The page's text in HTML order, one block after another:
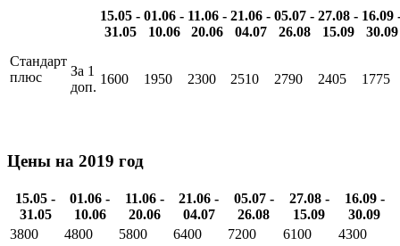
15.05 -
31.05
01.06 -
10.06
11.06 -
20.06
21.06 -
04.07
05.07 -
26.08
27.08 -
15.09
16.09
30.09
Стандарт
плюс
За 1
доп.
1600 1950 2300 2510 2790 2405 1775
Цены на 2019 год
15.05 -
31.05
01.06 -
10.06
11.06 -
20.06
21.06 -
04.07
05.07 -
26.08
27.08 -
15.09
16.09 -
30.09
3800
4800 5800 6400 7200 6100 4300